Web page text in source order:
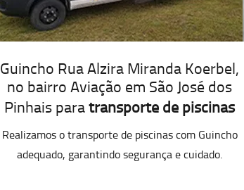
Guincho Rua Alzira Miranda Koerbel,
no bairro Aviação em São José dos
Pinhais paratransporte de piscinas
Realizamos o transporte de piscinas com Guincho
adequado, garantindo segurança e cuidado.